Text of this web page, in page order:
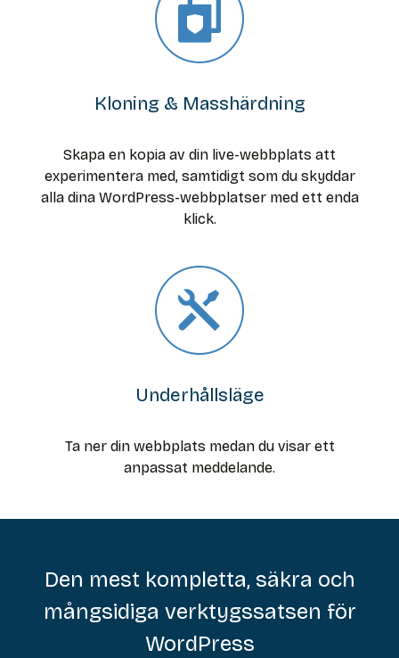
Kloning & Masshärdning
Skapa en kopia av din live-webbplats att
experimentera med, samtidigt som du skyddar
alla dina WordPress-webbplatser med ett enda
klick.
Underhållsläge
Ta ner din webbplats medan du visar ett
anpassat meddelande.
Den mest kompletta, säkra och
mångsidiga verktygssatsen för
WordPress